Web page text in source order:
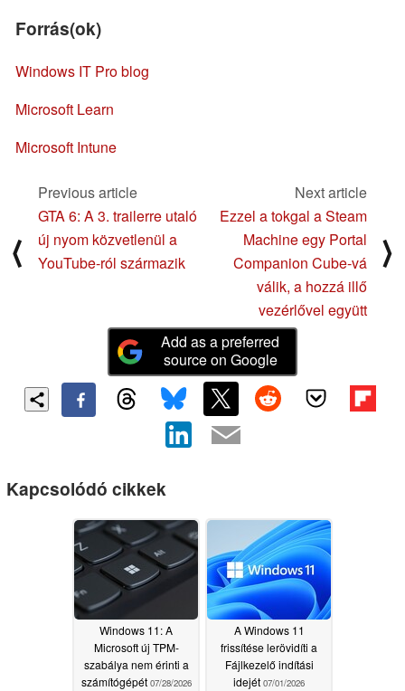
Forrás(ok)
Windows IT Pro blog
Microsoft Learn
Microsoft Intune
⟨
Previous article
GTA 6: A 3. trailerre utaló
új nyom közvetlenül a
YouTube-ról származik
Next article
Ezzel a tokgal a Steam
Machine egy Portal
Companion Cube-vá
válik, a hozzá illő
vezérlővel együtt
⟩
Add as a preferred
source on Google
Kapcsolódó cikkek
Windows 11: A
Microsoft új TPM-
szabálya nem érinti a
számítógépét 07/28/2026
A Windows 11
frissítése lerövidíti a
Fájlkezelő indítási
idejét 07/01/2026